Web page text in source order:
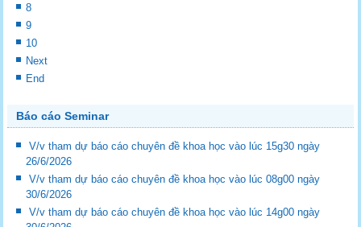
8
9
10
Next
End
Báo cáo Seminar
V/v tham dự báo cáo chuyên đề khoa học vào lúc 15g30 ngày
26/6/2026
V/v tham dự báo cáo chuyên đề khoa học vào lúc 08g00 ngày
30/6/2026
V/v tham dự báo cáo chuyên đề khoa học vào lúc 14g00 ngày